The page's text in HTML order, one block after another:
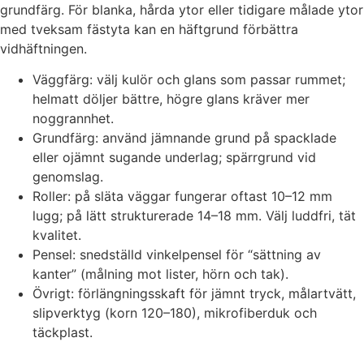
grundfärg. För blanka, hårda ytor eller tidigare målade ytor
med tveksam fästyta kan en häftgrund förbättra
vidhäftningen.
Väggfärg: välj kulör och glans som passar rummet;
helmatt döljer bättre, högre glans kräver mer
noggrannhet.
Grundfärg: använd jämnande grund på spacklade
eller ojämnt sugande underlag; spärrgrund vid
genomslag.
Roller: på släta väggar fungerar oftast 10–12 mm
lugg; på lätt strukturerade 14–18 mm. Välj luddfri, tät
kvalitet.
Pensel: snedställd vinkelpensel för “sättning av
kanter” (målning mot lister, hörn och tak).
Övrigt: förlängningsskaft för jämnt tryck, målartvätt,
slipverktyg (korn 120–180), mikrofiberduk och
täckplast.